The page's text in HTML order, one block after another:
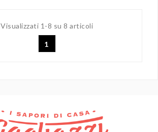
Visualizzati 1-8 su 8 articoli
1